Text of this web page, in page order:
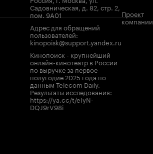
Садовническая, д. 82, стр. 2,
пом. 9А01
Адрес для обращений
пользователей:
kinopoisk@support.yandex.ru
Кинопоиск - крупнейший
онлайн-кинотеатр в России
по выручке за первое
полугодие 2025 года по
данным Telecom Daily.
Результаты исследования:
https://ya.cc/t/eIyN-
DQJ9rV98i
Проект
компании